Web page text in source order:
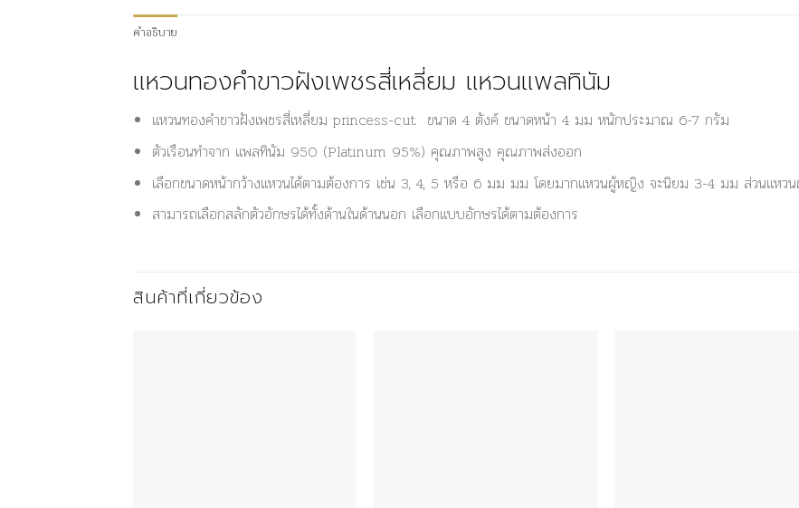
คำอธิบาย
แหวนทองคำขาวฝังเพชรสี่เหลี่ยม แหวนแพลทินัม
แหวนทองคำขาวฝังเพชรสี่เหลี่ยม princess-cut ขนาด 4 ตังค์ ขนาดหน้า 4 มม หนักประมาณ 6-7 กรัม
ตัวเรือนทำจาก แพลทินัม 950 (Platinum 95%) คุณภาพสูง คุณภาพส่งออก
เลือกขนาดหน้ากว้างแหวนได้ตามต้องการ เช่น 3, 4, 5 หรือ 6 มม มม โดยมากแหวนผู้หญิง จะนิยม 3-4 มม ส่วนแหว
สามารถเลือกสลักตัวอักษรได้ทั้งด้านในด้านนอก เลือกแบบอักษรได้ตามต้องการ
สินค้าที่เกี่ยวข้อง